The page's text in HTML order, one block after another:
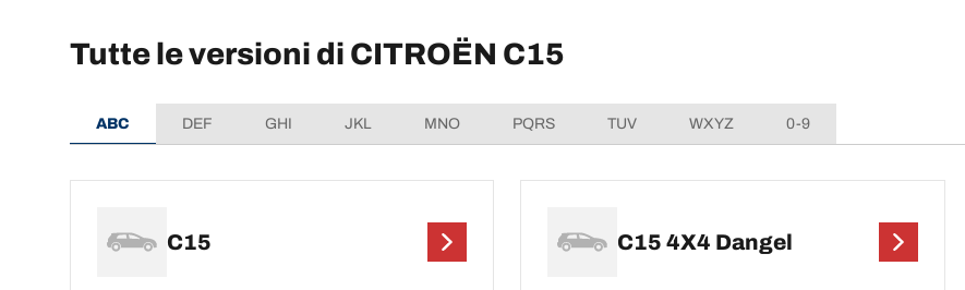
Tutte le versioni di CITROËN C15
ABC DEF GHI JKL MNO PQRS TUV WXYZ 0-9
C15 C15 4X4 Dangel